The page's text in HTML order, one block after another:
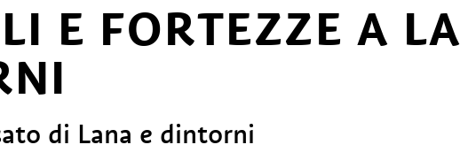
E FORTEZZE A
di Lana e dintorni